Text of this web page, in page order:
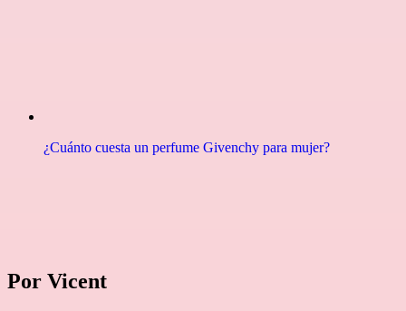
¿Cuánto cuesta un perfume Givenchy para mujer?
Por Vicent